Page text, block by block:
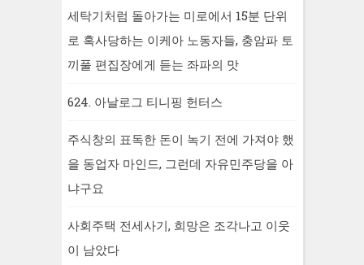
세탁기처럼 돌아가는 미로에서 15분 단위
로 혹사당하는 이케아 노동자들, 충암파 토
끼풀 편집장에게 듣는 좌파의 맛
624. 아날로그 티니핑 헌터스
주식창의 표독한 돈이 녹기 전에 가져야 했
을 동업자 마인드, 그런데 자유민주당을 아
냐구요
사회주택 전세사기, 희망은 조각나고 이웃
이 남았다